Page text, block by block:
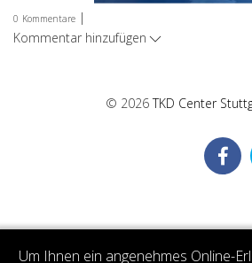
0 Kommentare |
Kommentar hinzufügen
© 2026TKD Center
Um Ihnen ein angenehmes Online-